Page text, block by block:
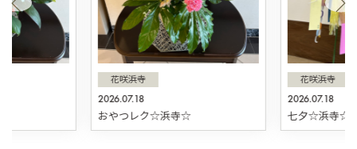
2026.07.18
花咲浜寺
おやつレク☆浜寺☆
2026.07.18
花咲浜寺
七夕☆浜寺☆